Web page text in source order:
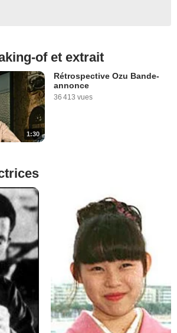
of et extrait
1:30
Rétrospective Ozu Bande-
annonce
36 413 vues